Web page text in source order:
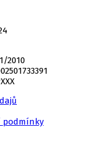
2010
podmínky